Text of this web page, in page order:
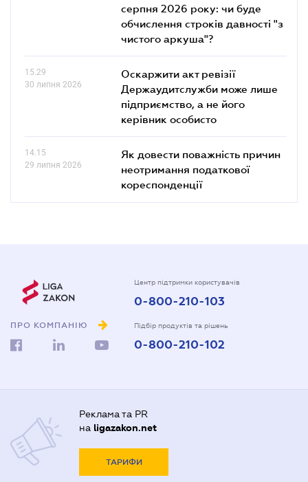
серпня 2026 року: чи буде
обчислення строків давності "з
чистого аркуша"?
15.29
30 липня 2026
Оскаржити акт ревізії
Держаудитслужби може лише
підприємство, а не його
керівник особисто
14.15
29 липня 2026
Як довести поважність причин
неотримання податкової
кореспонденції
ПРО КОМПАНІЮ
Центр підтримки користувачів
0-800-210-103
Підбір продуктів та рішень
0-800-210-102
Реклама та PR
на ligazakon.net
ТАРИФИ